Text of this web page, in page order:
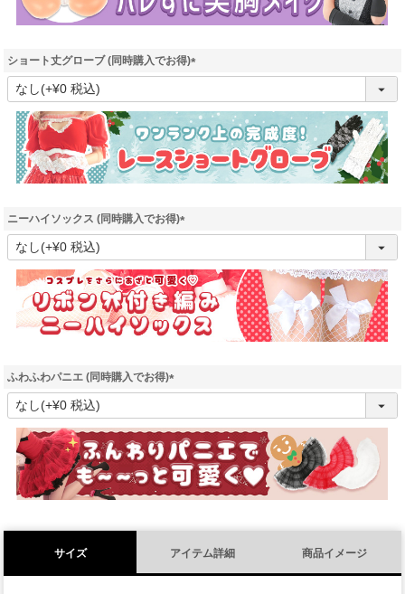
ショート丈グローブ (同時購入でお得)
(
須
)
ニーハイソックス (同時購入でお得)
(
須
)
ふわふわパニエ (同時購入でお得)
(
須
)
サイズ アイテム詳細 商品イメージ